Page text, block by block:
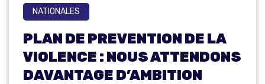
NATIONALES
PLAN DE PREVENTION DE LA
VIOLENCE : NOUS ATTENDONS
DAVANTAGE D’AMBITION